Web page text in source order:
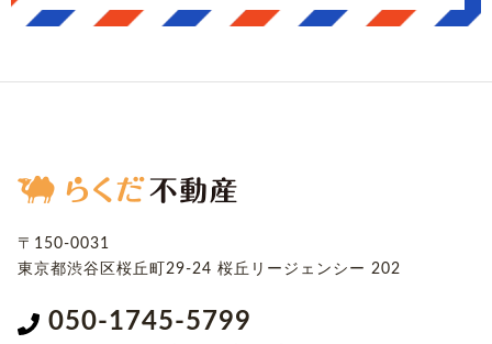
〒150-0031
東京都渋谷区桜丘町29-24 桜丘リージェンシー 202
050-1745-5799